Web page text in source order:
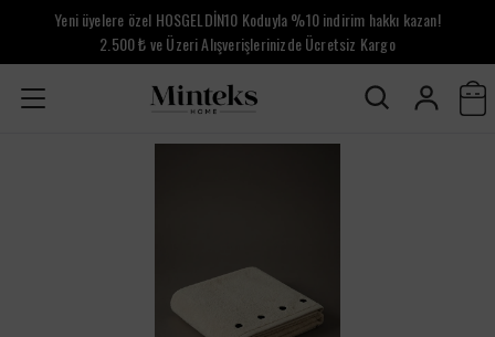
Yeni üyelere özel HOSGELDİN10 Koduyla %10 indirim hakkı kazan!
2.500 ₺ ve Üzeri Alışverişlerinizde Ücretsiz Kargo